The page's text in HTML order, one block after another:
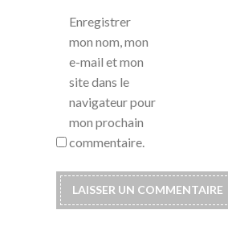
Enregistrer
mon nom, mon
e-mail et mon
site dans le
navigateur pour
mon prochain
commentaire.